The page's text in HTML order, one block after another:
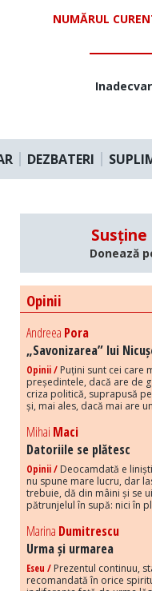
NUMĂRUL
DEZBATERI
Donează
Opinii
Andreea Pora
„Savonizarea” lui
Opinii / Puțini sunt cei care
președintele, dacă are de
criza politică, suprapusă
și, mai ales, dacă mai are
Mihai Maci
Datoriile se plătesc
Opinii / Deocamdată e
nu spune mare lucru, dar
trebuie, dă din mâini și se
pătrunjelul în supă: nici în
Marina Dumitrescu
Urma și urmarea
Eseu / Prezentul continuu,
recomandată în orice